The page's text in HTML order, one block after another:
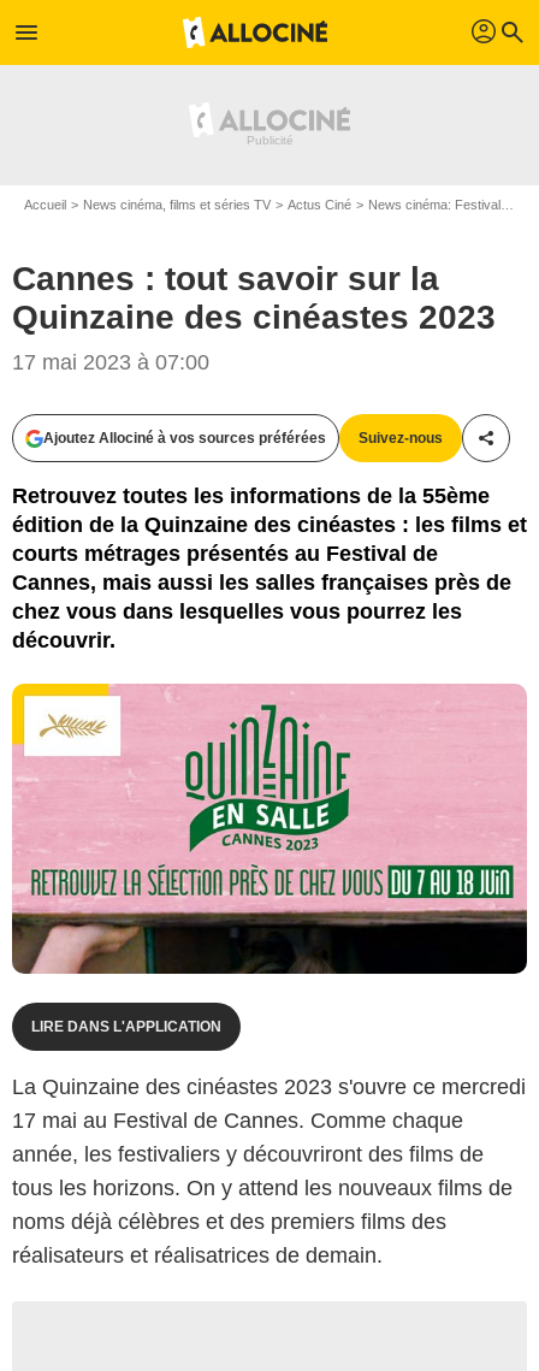
menu profil search
Accueil News cinéma, films et séries TV Actus Ciné News cinéma: Festivals
Cannes : tout savoir sur la
Quinzaine des cinéastes 2023
17 mai 2023 à 07:00
Ajoutez Allociné à vos sources préférées Suivez-nous
Retrouvez toutes les informations de la 55ème
édition de la Quinzaine des cinéastes : les films et
courts métrages présentés au Festival de
Cannes, mais aussi les salles françaises près de
chez vous dans lesquelles vous pourrez les
découvrir.
LIRE DANS L'APPLICATION
La Quinzaine des cinéastes 2023 s'ouvre ce mercredi
17 mai au Festival de Cannes. Comme chaque
année, les festivaliers y découvriront des films de
tous les horizons. On y attend les nouveaux films de
noms déjà célèbres et des premiers films des
réalisateurs et réalisatrices de demain.